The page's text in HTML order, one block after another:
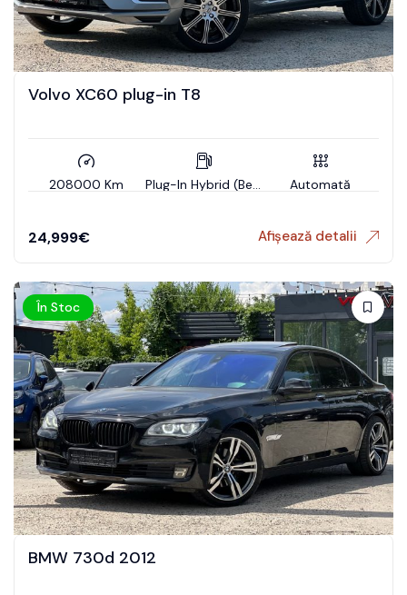
Volvo XC60 plug-in T8
208000 Km Plug-In Hybrid (Benzin) Automată
24,999€ Afișează detalii
În Stoc
BMW 730d 2012